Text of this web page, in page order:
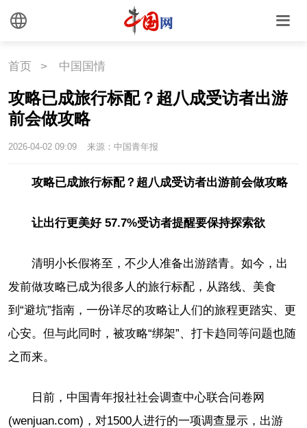
首页 > 中国国情
攻略已成旅行标配？超八成受访者出游
前会做攻略
2026-04-02 09:09 来源：中国青年报
攻略已成旅行标配？超八成受访者出游前会做攻略
让出行更美好 57.7%受访者提醒要保持探索欲
清明小长假将至，不少人准备出游踏青。如今，出
发前做攻略已成为很多人的旅行标配，从路线、美食
到“避坑”指南，一份详尽的攻略让人们的旅程更踏实、更
心安。但与此同时，被攻略“绑架”、打卡趋同等问题也随
之而来。
日前，中国青年报社社会调查中心联合问卷网
(wenjuan.com)，对1500人进行的一项调查显示，出游